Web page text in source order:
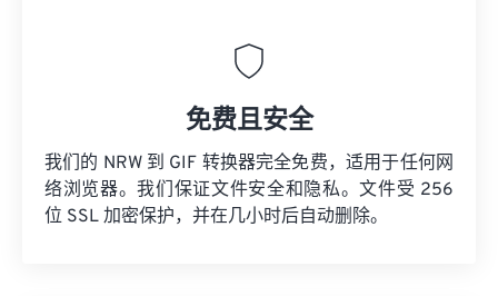
免费且安全
我们的 NRW 到 GIF 转换器完全免费，适用于任何网
络浏览器。我们保证文件安全和隐私。文件受 256
位 SSL 加密保护，并在几小时后自动删除。